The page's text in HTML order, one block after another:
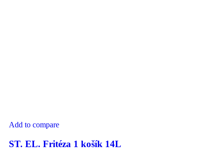
Add to compare
ST. EL. Fritéza 1 košík 14L